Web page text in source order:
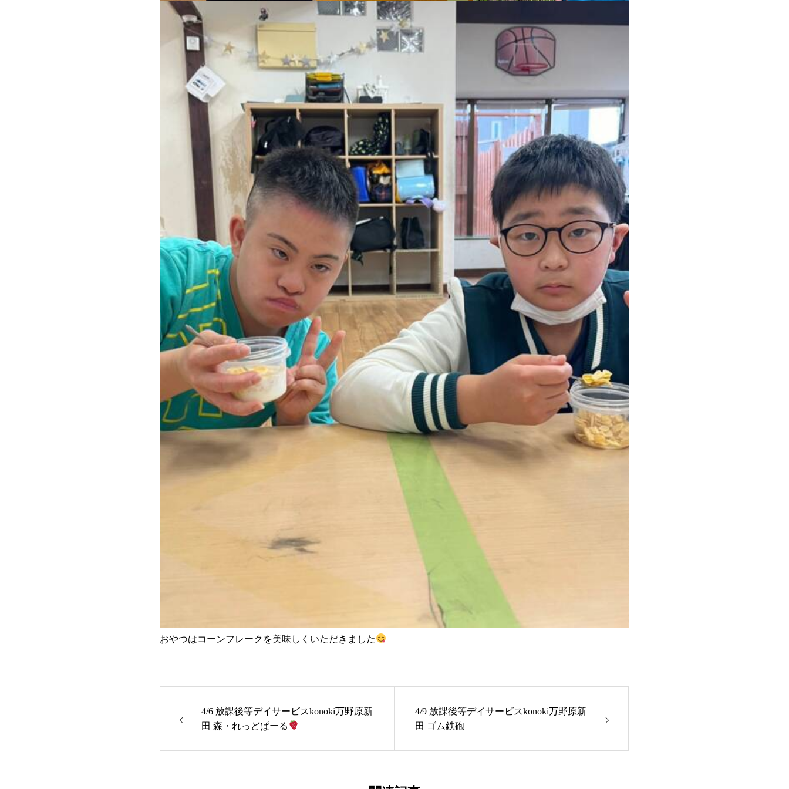
おやつはコーンフレークを美味しくいただきました
4/6 放課後等デイサービスkonoki万野原新
田 森・れっどぱーる
4/9 放課後等デイサービスkonoki万野原新
田 ゴム鉄砲